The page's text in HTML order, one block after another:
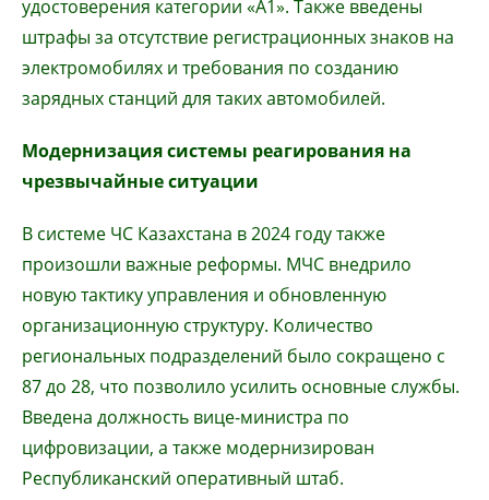
удостоверения категории «А1». Также введены
штрафы за отсутствие регистрационных знаков на
электромобилях и требования по созданию
зарядных станций для таких автомобилей.
Модернизация системы реагирования на
чрезвычайные ситуации
В системе ЧС Казахстана в 2024 году также
произошли важные реформы. МЧС внедрило
новую тактику управления и обновленную
организационную структуру. Количество
региональных подразделений было сокращено с
87 до 28, что позволило усилить основные службы.
Введена должность вице-министра по
цифровизации, а также модернизирован
Республиканский оперативный штаб.